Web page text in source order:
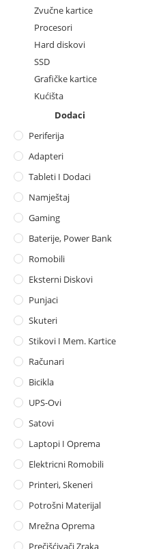
Zvučne kartice
Procesori
Hard diskovi
SSD
Grafičke kartice
Kućišta
Dodaci
Periferija
Adapteri
Tableti I Dodaci
Namještaj
Gaming
Baterije, Power Bank
Romobili
Eksterni Diskovi
Punjaci
Skuteri
Stikovi I Mem. Kartice
Računari
Bicikla
UPS-Ovi
Satovi
Laptopi I Oprema
Elektricni Romobili
Printeri, Skeneri
Potrošni Materijal
Mrežna Oprema
Prečišćivači Zraka